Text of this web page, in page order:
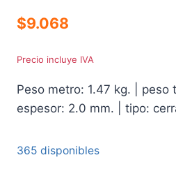
$9.068
Precio incluye IVA
Peso metro: 1.47 kg. | peso
espesor: 2.0 mm. | tipo:
365 disponibles